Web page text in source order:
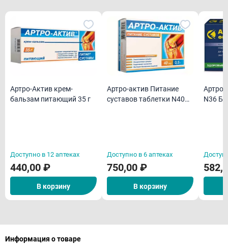
Артро-Актив крем-
бальзам питающий 35 г
Доступно в 12 аптеках
440,00 ₽
В корзину
Артро-актив Питание
суставов таблетки N40
Доступно в 6 аптеках
750,00 ₽
В корзину
Артроцин форте
N36
Информация о товаре